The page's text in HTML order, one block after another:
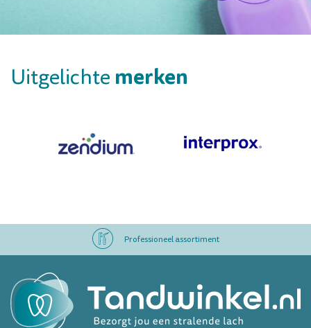
Uitgelichte merken
Professioneel assortiment
Altijd op voorraad
Op werkdagen voor 16.00 uur besteld, morgen in huis